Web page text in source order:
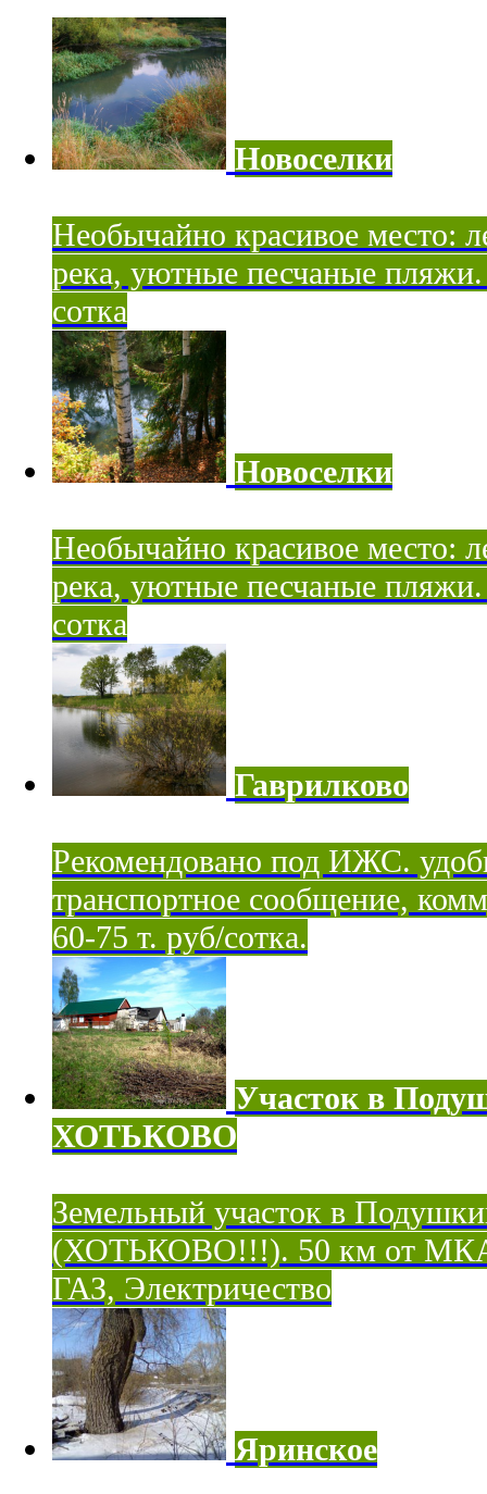
Новоселки
Необычайно красивое место:
река, уютные песчаные
сотка
Новоселки
Необычайно красивое место:
река, уютные песчаные
сотка
Гаврилково
Рекомендовано под ИЖС.
транспортное сообщение,
60-75 т. руб/сотка.
Участок в
ХОТЬКОВО
Земельный участок в
(ХОТЬКОВО!!!). 50 км от
ГАЗ, Электричество
Яринское